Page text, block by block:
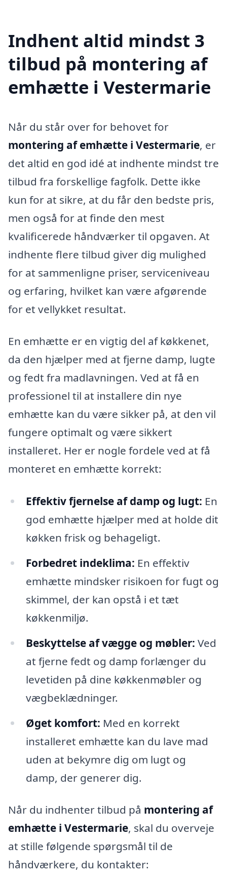
Indhent altid mindst 3
tilbud på montering af
emhætte i Vestermarie
Når du står over for behovet for
montering af emhætte i Vestermarie, er
det altid en god idé at indhente mindst tre
tilbud fra forskellige fagfolk. Dette ikke
kun for at sikre, at du får den bedste pris,
men også for at finde den mest
kvalificerede håndværker til opgaven. At
indhente flere tilbud giver dig mulighed
for at sammenligne priser, serviceniveau
og erfaring, hvilket kan være afgørende
for et vellykket resultat.
En emhætte er en vigtig del af køkkenet,
da den hjælper med at fjerne damp, lugte
og fedt fra madlavningen. Ved at få en
professionel til at installere din nye
emhætte kan du være sikker på, at den vil
fungere optimalt og være sikkert
installeret. Her er nogle fordele ved at få
monteret en emhætte korrekt:
Effektiv fjernelse af damp og lugt: En
god emhætte hjælper med at holde dit
køkken frisk og behageligt.
Forbedret indeklima: En effektiv
emhætte mindsker risikoen for fugt og
skimmel, der kan opstå i et tæt
køkkenmiljø.
Beskyttelse af vægge og møbler: Ved
at fjerne fedt og damp forlænger du
levetiden på dine køkkenmøbler og
vægbeklædninger.
Øget komfort: Med en korrekt
installeret emhætte kan du lave mad
uden at bekymre dig om lugt og
damp, der generer dig.
Når du indhenter tilbud på montering af
emhætte i Vestermarie, skal du overveje
at stille følgende spørgsmål til de
håndværkere, du kontakter: